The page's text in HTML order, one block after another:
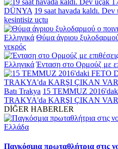
DÜNYA 19 saat havada kaldı.
kesintisiz uçtu
Ελληνικά Θύμα άγριου
νεκρός
Ελληνικά Ένταση στο Ορμούζ με
Batı Trakya 15 TEMMUZ
TRAKYA'da KARŞI ÇIKAN
DİĞER HABERLER
Παγκόσμια πρωταθλήτρια στις